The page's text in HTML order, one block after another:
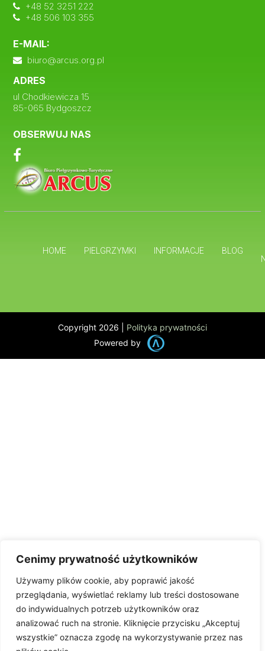
Cenimy prywatność użytkowników
Używamy plików cookie, aby poprawić jakość
przeglądania, wyświetlać reklamy lub treści dostosowane
do indywidualnych potrzeb użytkowników oraz
analizować ruch na stronie. Kliknięcie przycisku „Akceptuj
wszystkie” oznacza zgodę na wykorzystywanie przez nas
+48 52 3251 222
+48 506 103 355
E-MAIL:
biuro@arcus.org.pl
ADRES
ul Chodkiewicza 15
85-065 Bydgoszcz
OBSERWUJ NAS
HOME PIELGRZYMKI INFORMACJE
BLOG
Copyright 2026 | Polityka prywatności
Powered by